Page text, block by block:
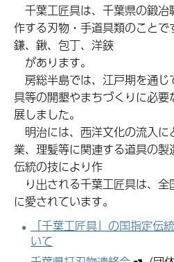
千葉工匠具は、千葉県の鍛冶
作する刃物・手道具類のことで
鎌、鍬、包丁、洋鋏
があります。
房総半島では、江戸期を通じ
具等の開墾やまちづくりに必
展しました。
明治には、西洋文化の流入に
業、理髪等に関連する道具の製
伝統の技により作
り出される千葉工匠具は、全
に愛されています。
「千葉工匠具」の国指定伝
いて